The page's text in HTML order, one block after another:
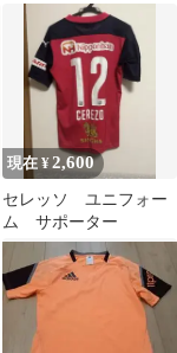
ャツSサイズ
現在 ¥2,600
セレッソ ユニフォー
ム サポーター